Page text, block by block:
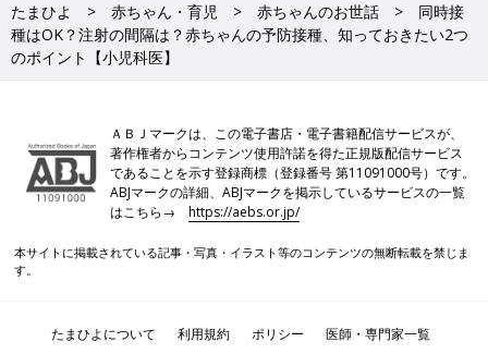
たまひよ 赤ちゃん・育児 赤ちゃんのお世話
同時接
種はOK？注射の間隔は？赤ちゃんの予防接種、知っておきたい2つ
のポイント【小児科医】
ＡＢＪマークは、この電子書店・電子書籍配信サービスが、
著作権者からコンテンツ使用許諾を得た正規版配信サービス
であることを示す登録商標（登録番号 第11091000号）です。
ABJマークの詳細、ABJマークを掲示しているサービスの一覧
はこちら→https://aebs.or.jp/
本サイトに掲載されている記事・写真・イラスト等のコンテンツの無断転載を禁じま
す。
たまひよについて 利用規約 ポリシー 医師・専門家一覧